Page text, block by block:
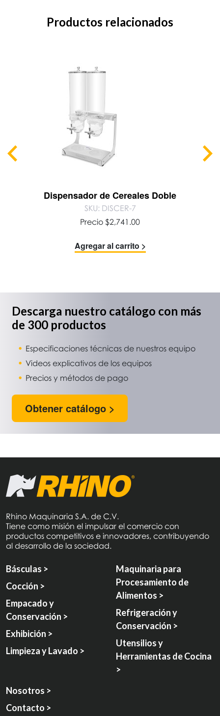
Productos relacionados
Dispensador de Cereales Doble
SKU: DISCER-7
Precio $2,741.00
Agregar al carrito >
Descarga nuestro catálogo con más
de 300 productos
Especificaciones técnicas de nuestros equipo
Videos explicativos de los equipos
Precios y métodos de pago
Obtener catálogo >
Rhino Maquinaria S.A. de C.V.
Tiene como misión el impulsar el comercio con
productos competitivos e innovadores, contribuyendo
al desarrollo de la sociedad.
Básculas >
Cocción >
Empacado y
Conservación >
Exhibición >
Limpieza y Lavado >
Maquinaria para
Procesamiento de
Alimentos >
Refrigeración y
Conservación >
Utensilios y
Herramientas de Cocina
>
Nosotros >
Contacto >